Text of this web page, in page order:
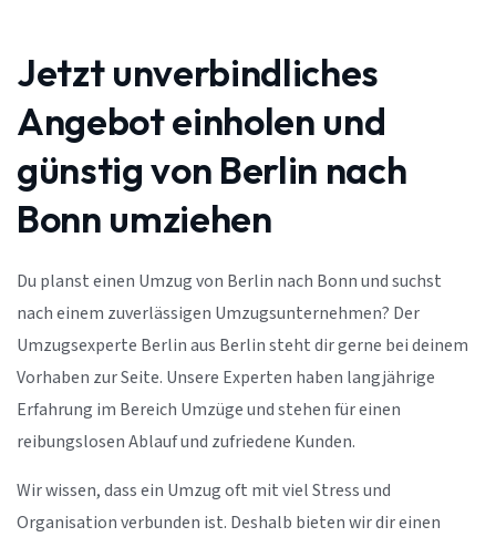
Jetzt unverbindliches
Angebot einholen und
günstig von Berlin nach
Bonn umziehen
Du planst einen Umzug von Berlin nach Bonn und suchst
nach einem zuverlässigen Umzugsunternehmen? Der
Umzugsexperte Berlin aus Berlin steht dir gerne bei deinem
Vorhaben zur Seite. Unsere Experten haben langjährige
Erfahrung im Bereich Umzüge und stehen für einen
reibungslosen Ablauf und zufriedene Kunden.
Wir wissen, dass ein Umzug oft mit viel Stress und
Organisation verbunden ist. Deshalb bieten wir dir einen